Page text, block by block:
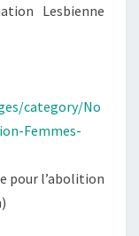
Lesbienne
category/No
Femmes-
pour l’abolition